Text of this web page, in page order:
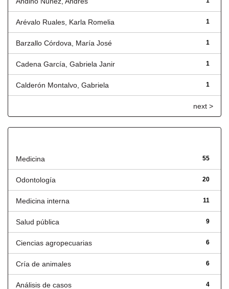
1
Arévalo Ruales, Karla Romelia
1
Barzallo Córdova, María José
1
Cadena García, Gabriela Janir
1
Calderón Montalvo, Gabriela
next >
55
Medicina
20
Odontología
11
Medicina interna
9
Salud pública
6
Ciencias agropecuarias
6
Cría de animales
4
Análisis de casos